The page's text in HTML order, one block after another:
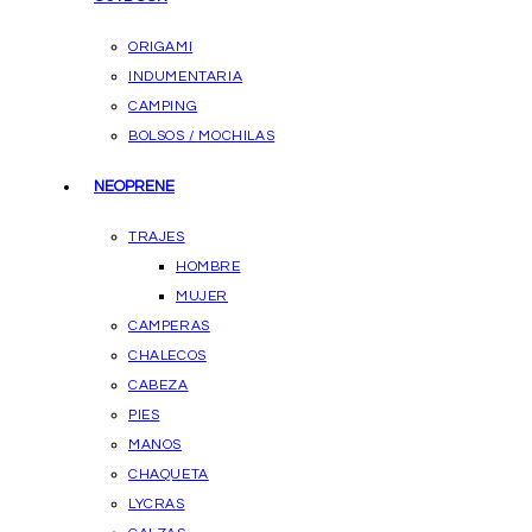
ORIGAMI
INDUMENTARIA
CAMPING
BOLSOS / MOCHILAS
NEOPRENE
TRAJES
HOMBRE
MUJER
CAMPERAS
CHALECOS
CABEZA
PIES
MANOS
CHAQUETA
LYCRAS